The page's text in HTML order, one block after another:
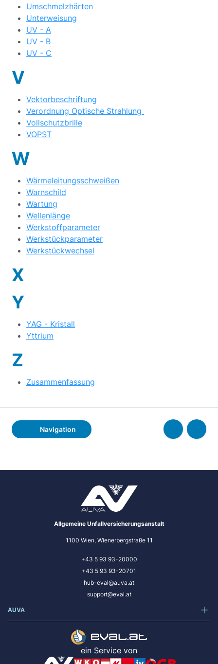
Umschmelzhärten
Unterweisung
UV - A
UV - B
UV - C
V
Vektorbeschriftung
Verordnung Optische Strahlung
Vollschutzbrille
VOPST
W
Wärmeleitungsschweißen
Warnschild
Wartung
Wellenlänge
Werkstoffparameter
Werkstückparameter
Werkstückwechsel
X
Y
YAG - Kristall
Yttrium
Z
Zusammenfassung
Navigation
Allgemeine Unfallversicherungsanstalt
1100 Wien, Wienerbergstraße 11
+43 5 93 93-20000
+43 5 93 93-20701
hub-eval@auva.at
support@eval.at
AUVA
ein Service von